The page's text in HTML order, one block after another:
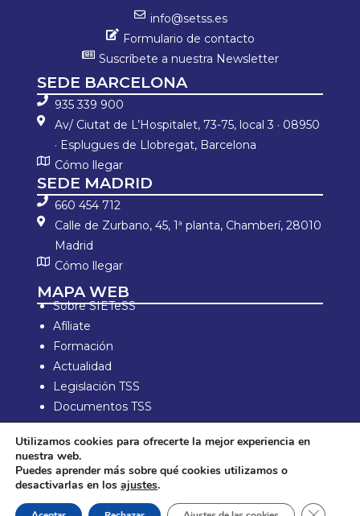
info@setss.es
Formulario de contacto
Suscríbete a nuestra Newsletter
SEDE BARCELONA
935 339 900
Av/ Ciutat de L’Hospitalet, 73-75, local 3 · 08950
· Esplugues de Llobregat, Barcelona
Cómo llegar
SEDE MADRID
660 454 712
Calle de Zurbano, 45, 1ª planta, Chamberí, 28010
Madrid
Cómo llegar
MAPA WEB
Sobre SIETeSS
Afíliate
Formación
Actualidad
Legislación TSS
Documentos TSS
Información laboral
Zona de Socios
Aviso Legal y política de privacidad
Política de compra y devolución
Política de Cookies
Utilizamos cookies para ofrecerte la mejor experiencia en
nuestra web.
Puedes aprender más sobre qué cookies utilizamos o
desactivarlas en los ajustes.
Cerrar el